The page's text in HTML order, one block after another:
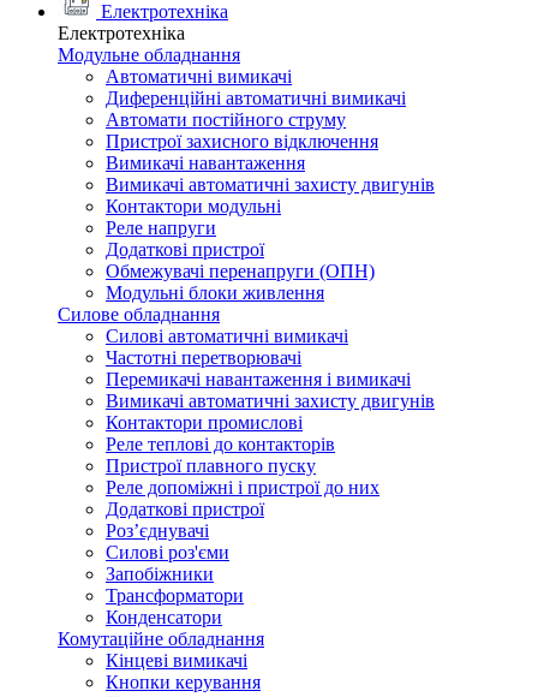
Електротехніка
Електротехніка
Модульне обладнання
Автоматичні вимикачі
Диференційні автоматичні вимикачі
Автомати постійного струму
Пристрої захисного відключення
Вимикачі навантаження
Вимикачі автоматичні захисту двигунів
Контактори модульні
Реле напруги
Додаткові пристрої
Обмежувачі перенапруги (ОПН)
Модульні блоки живлення
Силове обладнання
Силові автоматичні вимикачі
Частотні перетворювачі
Перемикачі навантаження і вимикачі
Вимикачі автоматичні захисту двигунів
Контактори промислові
Реле теплові до контакторів
Пристрої плавного пуску
Реле допоміжні і пристрої до них
Додаткові пристрої
Роз’єднувачі
Силові роз'єми
Запобіжники
Трансформатори
Конденсатори
Комутаційне обладнання
Кінцеві вимикачі
Кнопки керування